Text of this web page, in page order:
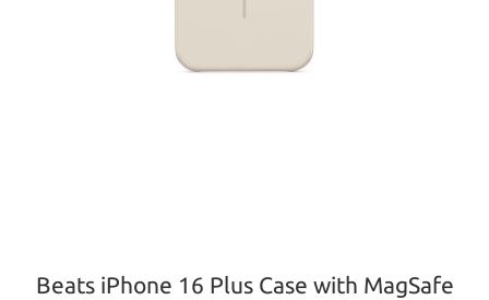
Beats iPhone 16 Plus Case with MagSafe